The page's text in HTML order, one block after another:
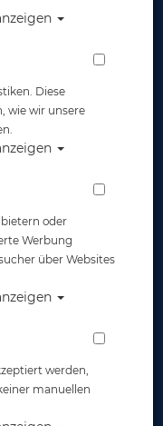
Diese
wie wir unsere
oder
Werbung
über Websites
werden,
manuellen